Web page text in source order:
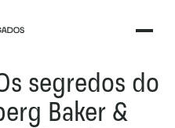
segredos do
Baker &